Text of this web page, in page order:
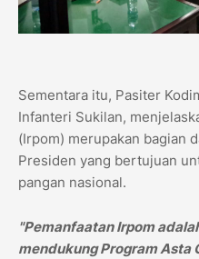
Sementara itu, Pasiter
Infanteri Sukilan,
(Irpom) merupakan bagian
Presiden yang bertujuan
pangan nasional.
"Pemanfaatan Irpom
mendukung Program Asta